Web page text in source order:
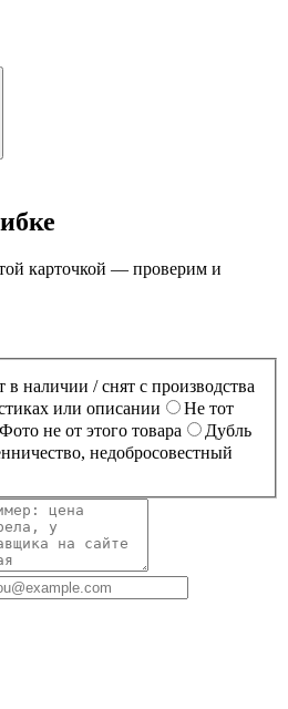
карточкой — проверим и
в наличии / снят с производства
или описании
Не тот
Фото не от этого товара
Дубль
недобросовестный